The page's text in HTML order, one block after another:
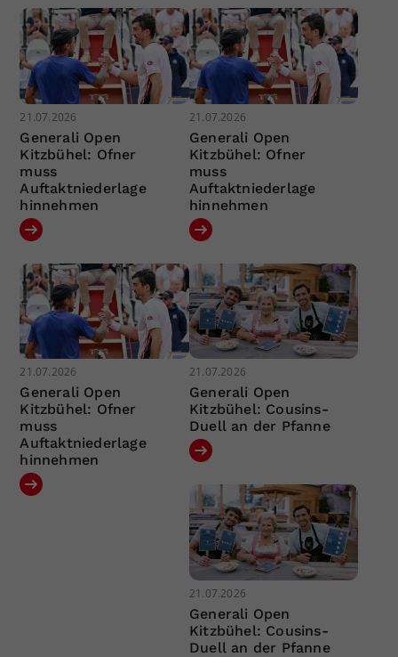
21.07.2026
Generali Open
Kitzbühel: Ofner
muss
Auftaktniederlage
hinnehmen
21.07.2026
Generali Open
Kitzbühel: Ofner
muss
Auftaktniederlage
hinnehmen
21.07.2026
Generali Open
Kitzbühel: Ofner
muss
Auftaktniederlage
hinnehmen
21.07.2026
Generali Open
Kitzbühel: Cousins-
Duell an der Pfanne
21.07.2026
Generali Open
Kitzbühel: Cousins-
Duell an der Pfanne